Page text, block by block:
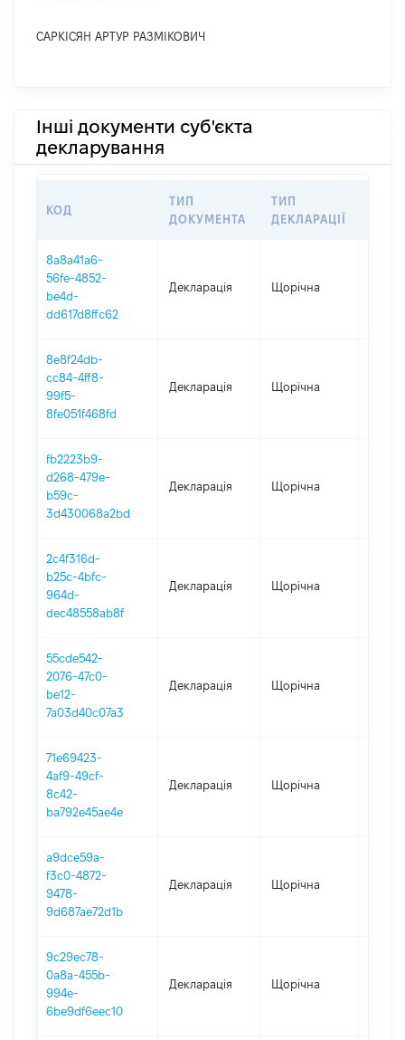
САРКІСЯН АРТУР РАЗМІКОВИЧ
Інші документи суб'єкта
декларування
КОД
ТИП
ДОКУМЕНТА
ТИП
ДЕКЛАРАЦІЇ
8a8a41a6-
56fe-4852-
be4d-
dd617d8ffc62
Декларація Щорічна
8e8f24db-
cc84-4ff8-
99f5-
8fe051f468fd
Декларація Щорічна
fb2223b9-
d268-479e-
b59c-
3d430068a2bd
Декларація Щорічна
2c4f316d-
b25c-4bfc-
964d-
dec48558ab8f
Декларація Щорічна
55cde542-
2076-47c0-
be12-
7a03d40c07a3
Декларація Щорічна
71e69423-
4af9-49cf-
8c42-
ba792e45ae4e
Декларація Щорічна
a9dce59a-
f3c0-4872-
9478-
9d687ae72d1b
Декларація Щорічна
9c29ec78-
0a8a-455b-
994e-
6be9df6eec10
Декларація Щорічна